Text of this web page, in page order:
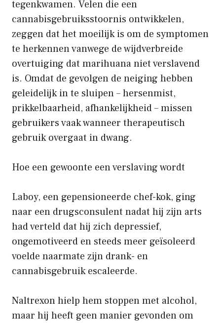
tegenkwamen. Velen die een
cannabisgebruiksstoornis ontwikkelen,
zeggen dat het moeilijk is om de symptomen
te herkennen vanwege de wijdverbreide
overtuiging dat marihuana niet verslavend
is. Omdat de gevolgen de neiging hebben
geleidelijk in te sluipen – hersenmist,
prikkelbaarheid, afhankelijkheid – missen
gebruikers vaak wanneer therapeutisch
gebruik overgaat in dwang.
Hoe een gewoonte een verslaving wordt
Laboy, een gepensioneerde chef-kok, ging
naar een drugsconsulent nadat hij zijn arts
had verteld dat hij zich depressief,
ongemotiveerd en steeds meer geïsoleerd
voelde naarmate zijn drank- en
cannabisgebruik escaleerde.
Naltrexon hielp hem stoppen met alcohol,
maar hij heeft geen manier gevonden om